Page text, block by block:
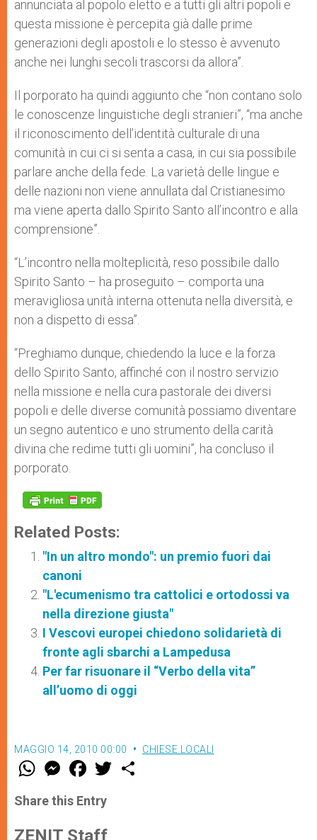
annunciata al popolo eletto e a tutti gli altri popoli e
questa missione è percepita già dalle prime
generazioni degli apostoli e lo stesso è avvenuto
anche nei lunghi secoli trascorsi da allora”.
Il porporato ha quindi aggiunto che “non contano solo
le conoscenze linguistiche degli stranieri”, “ma anche
il riconoscimento dell’identità culturale di una
comunità in cui ci si senta a casa, in cui sia possibile
parlare anche della fede. La varietà delle lingue e
delle nazioni non viene annullata dal Cristianesimo
ma viene aperta dallo Spirito Santo all’incontro e alla
comprensione”.
“L’incontro nella molteplicità, reso possibile dallo
Spirito Santo – ha proseguito – comporta una
meravigliosa unità interna ottenuta nella diversità, e
non a dispetto di essa”.
“Preghiamo dunque, chiedendo la luce e la forza
dello Spirito Santo, affinché con il nostro servizio
nella missione e nella cura pastorale dei diversi
popoli e delle diverse comunità possiamo diventare
un segno autentico e uno strumento della carità
divina che redime tutti gli uomini”, ha concluso il
porporato.
Related Posts:
"In un altro mondo": un premio fuori dai
canoni
"L'ecumenismo tra cattolici e ortodossi va
nella direzione giusta"
I Vescovi europei chiedono solidarietà di
fronte agli sbarchi a Lampedusa
Per far risuonare il “Verbo della vita”
all’uomo di oggi
MAGGIO 14, 2010 00:00 CHIESE LOCALI
W
t
s
p
M
e
s
e
g
F
a
e
b
o
w
Share this Entry
ZENIT Staff